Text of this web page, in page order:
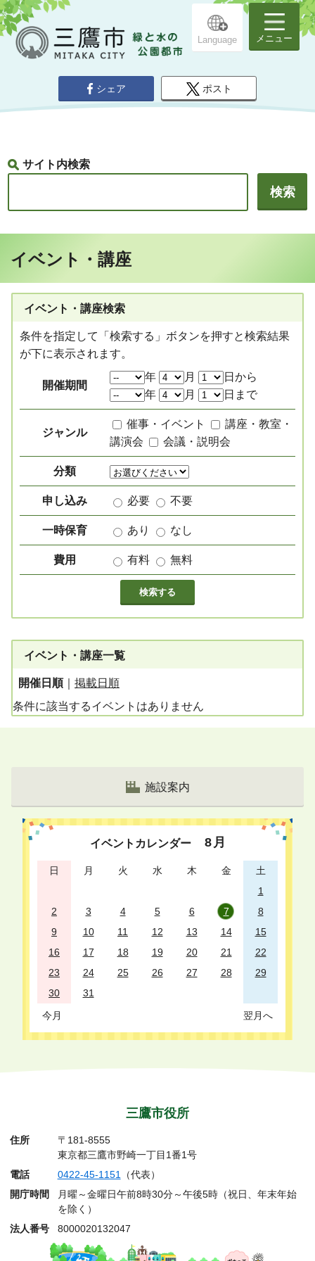
Language メニュー
シェア ポスト
サイト内検索
イベント・講座
イベント・講座検索
条件を指定して「検索する」ボタンを押すと検索結果
が下に表示されます。
開催期間
年 月
日から
年
月 日まで
ジャンル
催事・イベント
講座・教室・
講演会
会議・説明会
分類
申し込み 必要 不要
一時保育 あり なし
費用 有料 無料
イベント・講座一覧
開催日順｜ 掲載日順
条件に該当するイベントはありません
施設案内
イベントカレンダー 8 月
日 月 火 水 木 金
土
1
2
3 4 5 6 7
8
9
10 11 12 13 14
15
16
17 18 19 20 21
22
23
24 25 26 27 28
29
30
31
今月 翌月へ
三鷹市役所
住所
〒181-8555
東京都三鷹市野崎一丁目1番1号
電話
0422-45-1151（代表）
開庁時間
月曜～金曜日午前8時30分～午後5時（祝日、年末年始
を除く）
法人番号
8000020132047